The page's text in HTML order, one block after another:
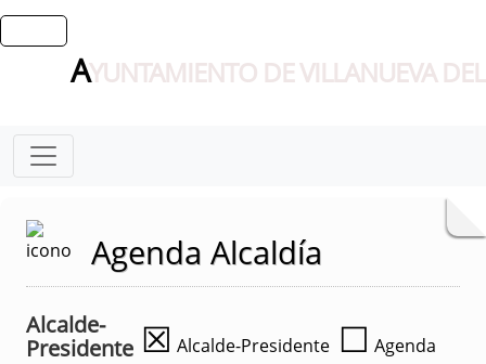
AYUNTAMIENTO DE VILLANUEVA
Agenda Alcaldía
Alcalde-
Presidente ☒ Alcalde-Presidente ☐ Agenda